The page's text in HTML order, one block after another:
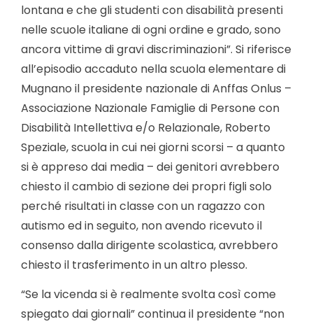
lontana e che gli studenti con disabilità presenti
nelle scuole italiane di ogni ordine e grado, sono
ancora vittime di gravi discriminazioni”. Si riferisce
all’episodio accaduto nella scuola elementare di
Mugnano il presidente nazionale di Anffas Onlus –
Associazione Nazionale Famiglie di Persone con
Disabilità Intellettiva e/o Relazionale, Roberto
Speziale, scuola in cui nei giorni scorsi – a quanto
si è appreso dai media – dei genitori avrebbero
chiesto il cambio di sezione dei propri figli solo
perché risultati in classe con un ragazzo con
autismo ed in seguito, non avendo ricevuto il
consenso dalla dirigente scolastica, avrebbero
chiesto il trasferimento in un altro plesso.
“Se la vicenda si è realmente svolta così come
spiegato dai giornali” continua il presidente “non